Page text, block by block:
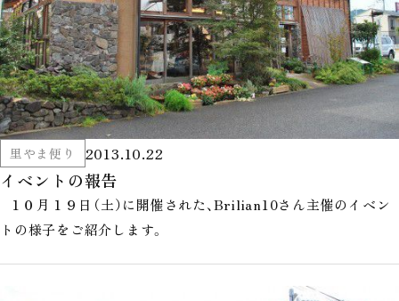
里やま便り 2013.10.22
イベントの報告
１０月１９日（土）に開催された、Brilian10さん主催のイベン
トの様子をご紹介します。